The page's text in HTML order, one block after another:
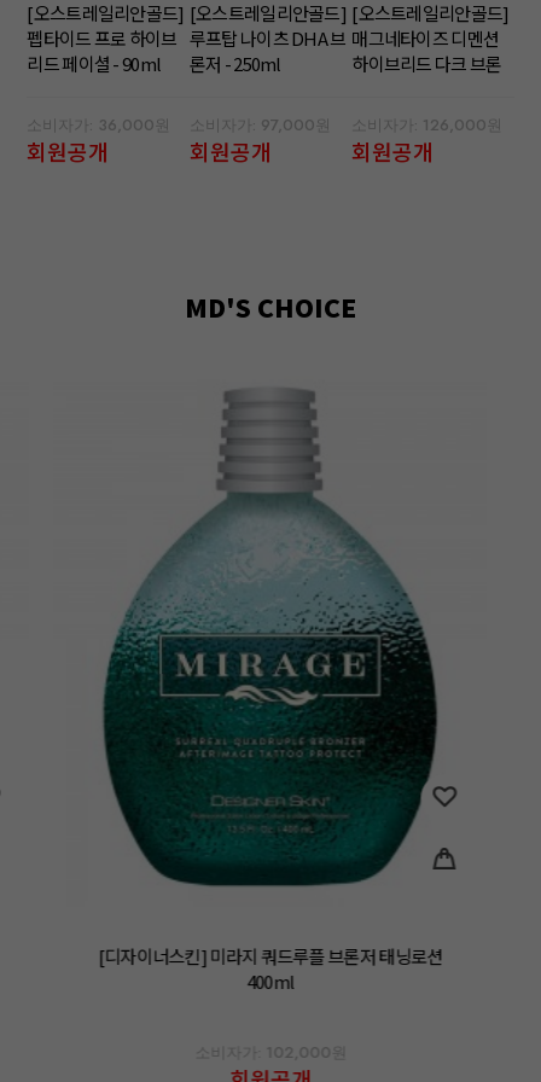
[오스트레일리안골드]
펩타이드 프로 하이브
리드 페이셜 - 90ml
소비자가: 36,000원
회원공개
[오스트레일리안골드]
루프탑 나이츠 DHA 브
론저 - 250ml
소비자가: 97,000원
회원공개
[오스트레일리안골드]
매그네타이즈 디멘션
하이브리드 다크 브론
소비자가: 126,000원
회원공개
MD'S CHOICE
[디자이너스킨] 미라지 쿼드루플 브론저 태닝로션
400ml
소비자가: 102,000원